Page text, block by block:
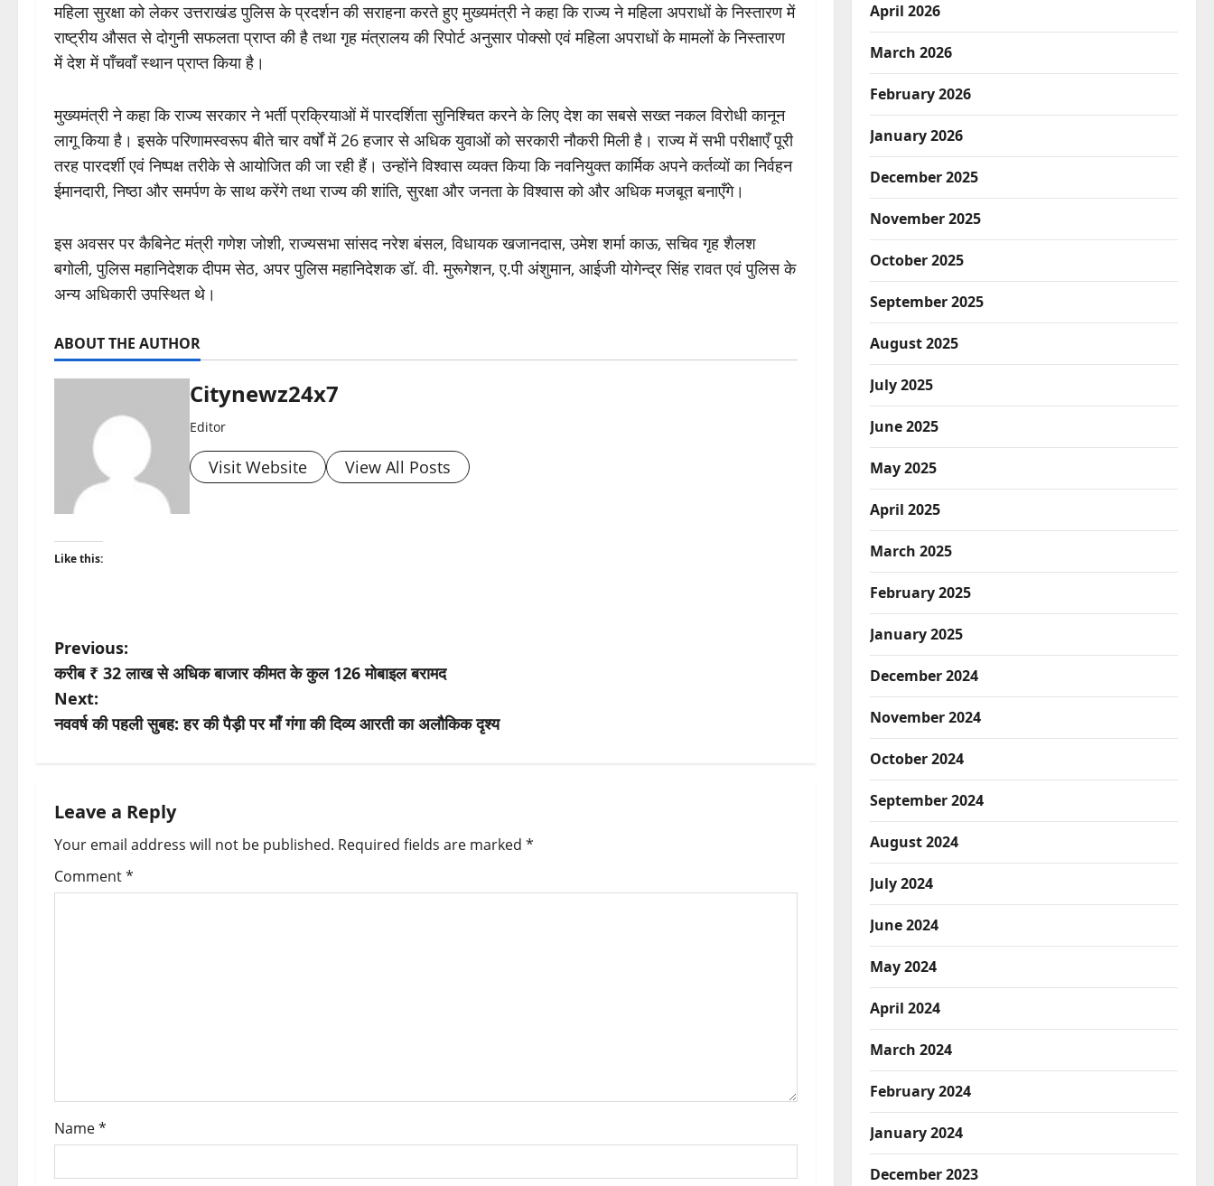
महिला सुरक्षा को लेकर उत्तराखंड पुलिस के प्रदर्शन की सराहना करते हुए मुख्यमंत्री ने कहा कि राज्य ने महिला अपराधों के निस्तारण में
राष्ट्रीय औसत से दोगुनी सफलता प्राप्त की है तथा गृह मंत्रालय की रिपोर्ट अनुसार पोक्सो एवं महिला अपराधों के मामलों के निस्तारण
में देश में पाँचवाँ स्थान प्राप्त किया है।
मुख्यमंत्री ने कहा कि राज्य सरकार ने भर्ती प्रक्रियाओं में पारदर्शिता सुनिश्चित करने के लिए देश का सबसे सख्त नकल विरोधी कानून
लागू किया है। इसके परिणामस्वरूप बीते चार वर्षों में 26 हजार से अधिक युवाओं को सरकारी नौकरी मिली है। राज्य में सभी परीक्षाएँ पूरी
तरह पारदर्शी एवं निष्पक्ष तरीके से आयोजित की जा रही हैं। उन्होंने विश्वास व्यक्त किया कि नवनियुक्त कार्मिक अपने कर्तव्यों का निर्वहन
ईमानदारी, निष्ठा और समर्पण के साथ करेंगे तथा राज्य की शांति, सुरक्षा और जनता के विश्वास को और अधिक मजबूत बनाएँगे।
इस अवसर पर कैबिनेट मंत्री गणेश जोशी, राज्यसभा सांसद नरेश बंसल, विधायक खजानदास, उमेश शर्मा काऊ, सचिव गृह शैलश
बगोली, पुलिस महानिदेशक दीपम सेठ, अपर पुलिस महानिदेशक डॉ. वी. मुरूगेशन, ए.पी अंशुमान, आईजी योगेन्द्र सिंह रावत एवं पुलिस के
अन्य अधिकारी उपस्थित थे।
ABOUT THE AUTHOR
Citynewz24x7
Editor
Visit Website View All Posts
Like this:
P
o
s
n
a
v
o
n
Previous:
करीब ₹ 32 लाख से अधिक बाजार कीमत के कुल 126 मोबाइल बरामद
Next:
नववर्ष की पहली सुबह: हर की पैड़ी पर माँ गंगा की दिव्य आरती का अलौकिक दृश्य
Leave a Reply
Your email address will not be published. Required fields are marked *
Comment*
Name*
April 2026
March 2026
February 2026
January 2026
December 2025
November 2025
October 2025
September 2025
August 2025
July 2025
June 2025
May 2025
April 2025
March 2025
February 2025
January 2025
December 2024
November 2024
October 2024
September 2024
August 2024
July 2024
June 2024
May 2024
April 2024
March 2024
February 2024
January 2024
December 2023